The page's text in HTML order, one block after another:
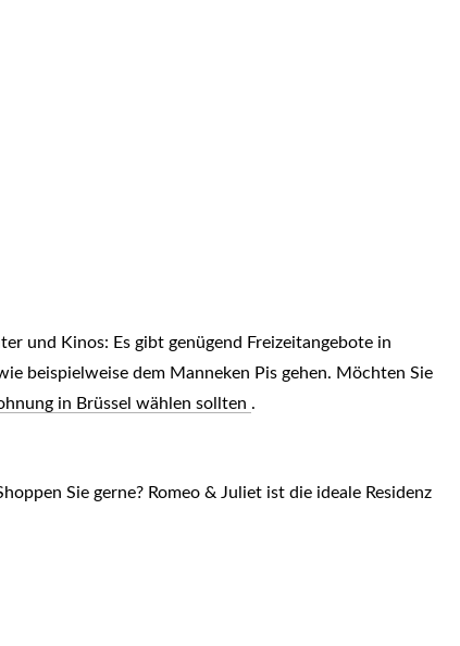
und Kinos: Es gibt genügend Freizeitangebote in
beispielweise dem Manneken Pis gehen. Möchten Sie
in Brüssel wählen sollten .
Sie gerne? Romeo & Juliet ist die ideale Residenz